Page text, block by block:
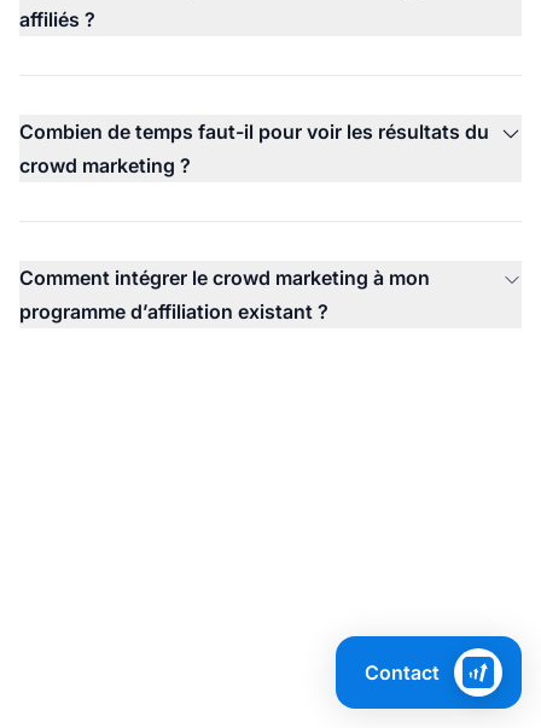
affiliés ?
Combien de temps faut-il pour voir les résultats du
crowd marketing ?
Comment intégrer le crowd marketing à mon
programme d’affiliation existant ?
Prêt à Maximiser Votre
Contact